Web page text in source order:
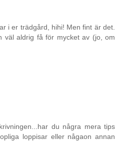
i er trädgård, hihi! Men fint är det.
väl aldrig få för mycket av (jo, om
du några mera tips
loppisar eller någaon annan